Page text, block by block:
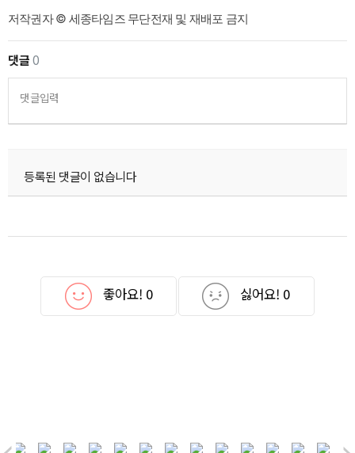
저작권자 © 세종타임즈 무단전재 및 재배포 금지
댓글0
댓글입력
등록된 댓글이 없습니다
좋아요! 0 싫어요! 0